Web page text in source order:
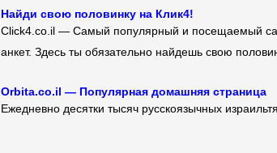
Найди свою половинку на Клик4!
Click4.co.il — Самый популярный и посещаемый
анкет. Здесь ты обязательно найдешь свою
Orbita.co.il — Популярная домашняя страница
Ежедневно десятки тысяч русскоязычных